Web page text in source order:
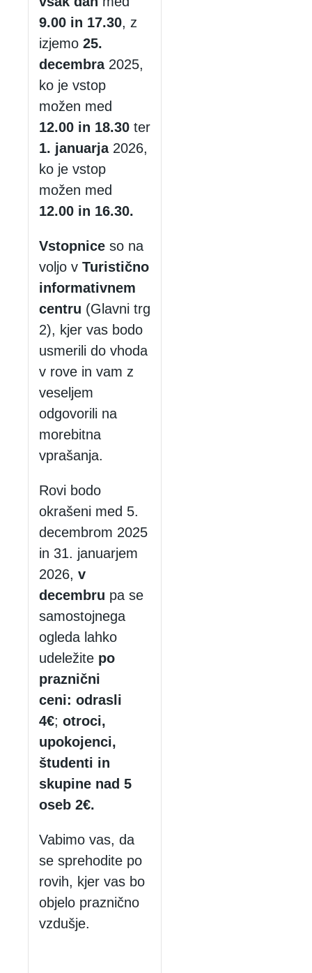
9.00 in 17.30, z
izjemo 25.
decembra2025,
ko je vstop
možen med
12.00 in 18.30 ter
1. januarja2026,
ko je vstop
možen med
12.00 in 16.30.
Vstopnice so na
voljo v Turistično
informativnem
centru (Glavni trg
2), kjer vas bodo
usmerili do vhoda
v rove in vam z
veseljem
odgovorili na
morebitna
vprašanja.
Rovi bodo
okrašeni med 5.
decembrom 2025
in 31. januarjem
2026, v
decembru pa se
samostojnega
ogleda lahko
udeležite po
praznični
ceni: odrasli
4€; otroci,
upokojenci,
študenti in
skupine nad 5
oseb 2€.
Vabimo vas, da
se sprehodite po
rovih, kjer vas bo
objelo praznično
vzdušje.